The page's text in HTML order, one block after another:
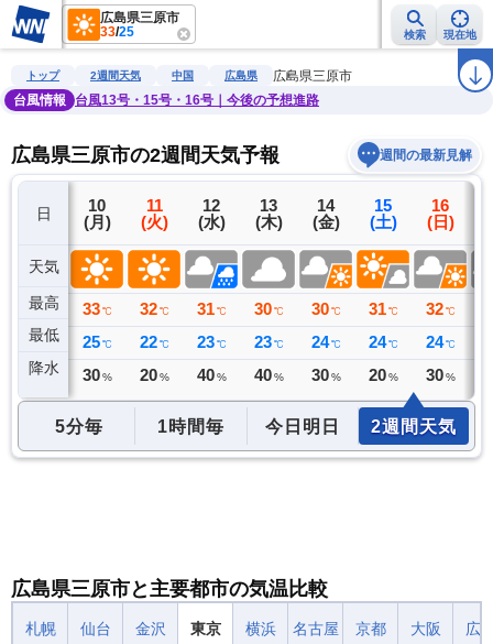
広島県三原市
33/25 検索 現在地
雨雲レーダー 台風情報 地震情報 警報・注意報 ラ
トップ 2週間天気 中国 広島県
広島県三原市
台風情報
台風13号・15号・16号｜今後の予想進路
広島県三原市の2週間天気予報 週間の最新見解
日
天気
最高
最低
降水
9
(日)
32 ℃
26 ℃
0 ミリ
10
(月)
33 ℃
25 ℃
30 %
11
(火)
32 ℃
22 ℃
20 %
12
(水)
31 ℃
23 ℃
40 %
13
(木)
30 ℃
23 ℃
40 %
14
(金)
30 ℃
24 ℃
30 %
15
(土)
31 ℃
24 ℃
20 %
16
(日)
32 ℃
24 ℃
30 %
5分毎 1時間毎 今日明日 2週間天気
広島県三原市と主要都市の気温比較
札幌 仙台 金沢 東京 横浜 名古屋 京都 大阪 広